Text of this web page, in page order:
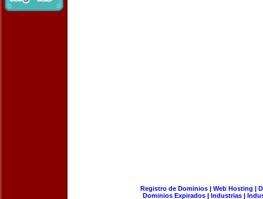
Registro de Dominios| Web Hosting |
Dominios Expirados | Industrias |